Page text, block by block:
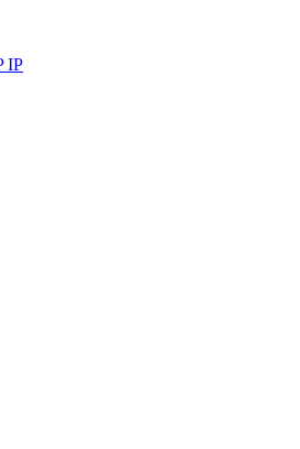
IP